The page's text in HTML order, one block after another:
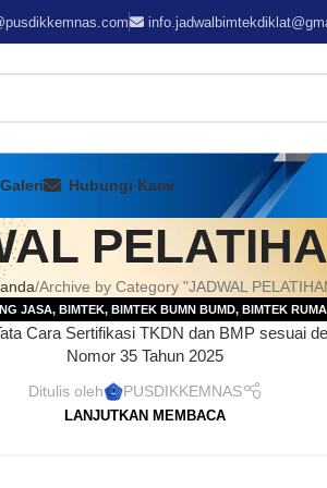
Galeri Hubungi Kami
Archive by Category "JADWAL
JASA, BIMTEK, BIMTEK BUMN BUMD, BIMTEK
,INFO JADWAL BIMTEK/ DIKLAT,JADWAL BIMTEK
PELATIHAN 2025,JADWAL PELATIHAN 2026
PELATIHAN PERUSAHAAN-PT-CV TRAINING
Cara Sertifikasi TKDN dan BMP sesuai
Nomor 35 Tahun 2025
Ditulis oleh PUSDIKKEMNAS
LANJUTKAN MEMBACA